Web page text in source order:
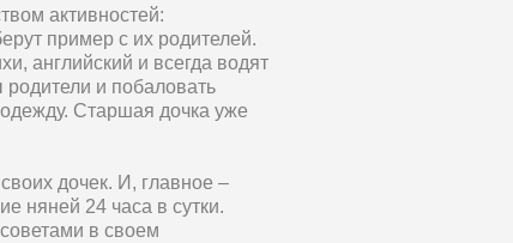
активностей:
пример с их родителей.
английский и всегда водят
и побаловать
Старшая дочка уже
дочек. И, главное –
няней 24 часа в сутки.
в своем